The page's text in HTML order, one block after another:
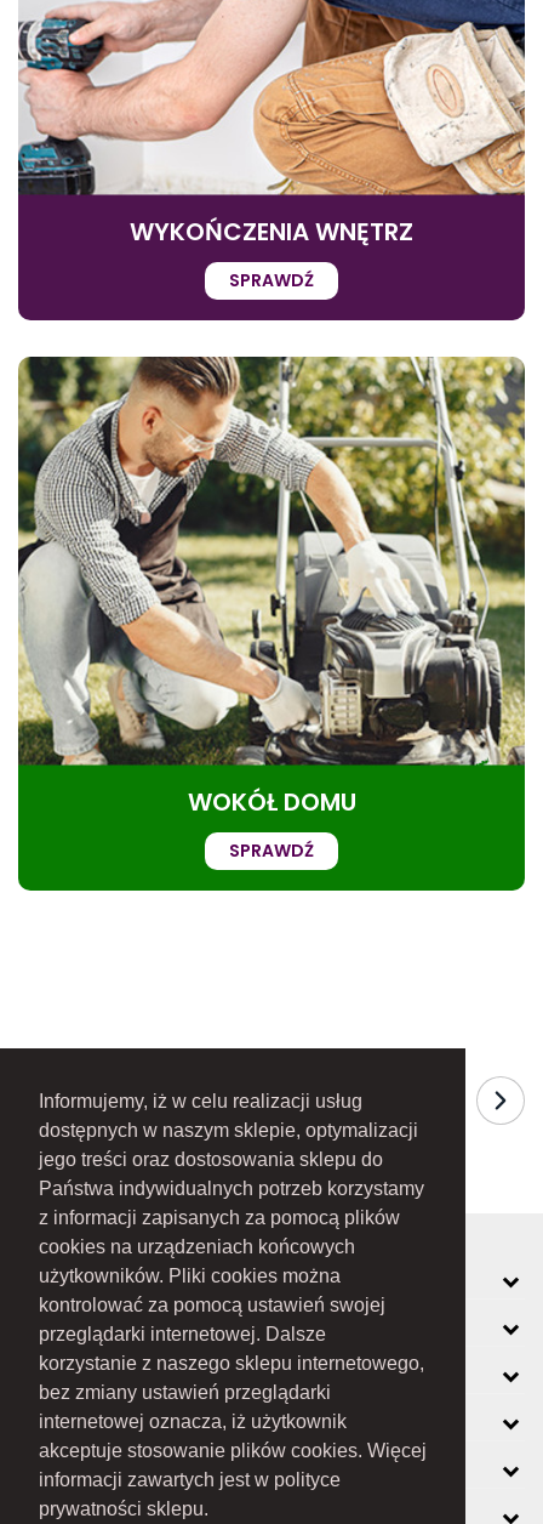
Informujemy, iż w celu realizacji usług
dostępnych w naszym sklepie, optymalizacji
jego treści oraz dostosowania sklepu do
Państwa indywidualnych potrzeb korzystamy
z informacji zapisanych za pomocą plików
cookies na urządzeniach końcowych
użytkowników. Pliki cookies można
kontrolować za pomocą ustawień swojej
przeglądarki internetowej. Dalsze
korzystanie z naszego sklepu internetowego,
bez zmiany ustawień przeglądarki
internetowej oznacza, iż użytkownik
akceptuje stosowanie plików cookies. Więcej
informacji zawartych jest w polityce
prywatności sklepu.
WYKOŃCZENIA WNĘTRZ
SPRAWDŹ
WOKÓŁ DOMU
SPRAWDŹ
MOJE KONTO
INFORMACJE
O FIRMIE
ZOBACZ RÓWNIEŻ
KONTAKT
NEWSLETTER